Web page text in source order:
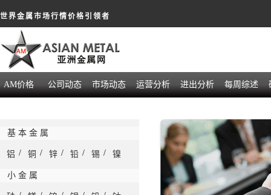
世界金属市场行情价格引领者
AM价格 公司动态 市场动态 运营分析 进出分析 每周综述
基 本 金 属
铝 / 铜 / 锌 / 铅 / 锡 / 镍
小 金 属